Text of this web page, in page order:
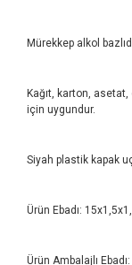
Mürekkep alkol
Kağıt, karton,
için uygundur.
Siyah plastik kapak
Ürün Ebadı:
Ürün Ambalajlı